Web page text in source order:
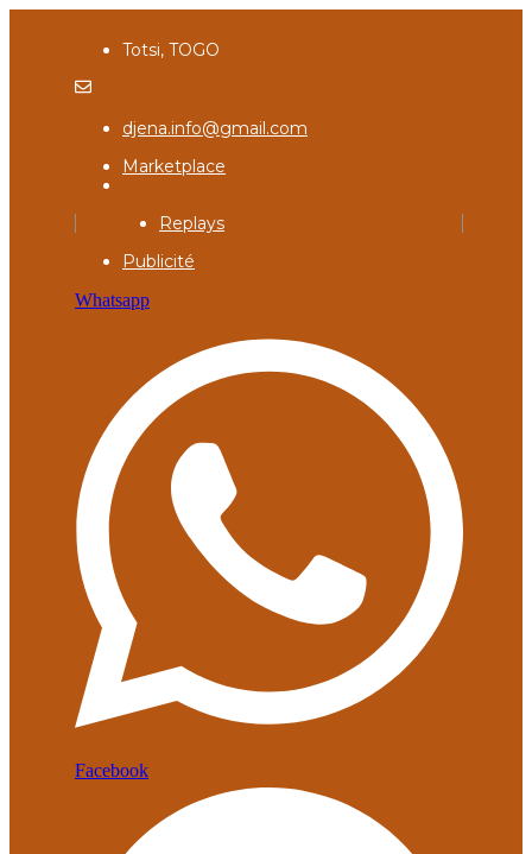
Totsi, TOGO
djena.info@gmail.com
Marketplace
Replays
Publicité
Whatsapp
Facebook